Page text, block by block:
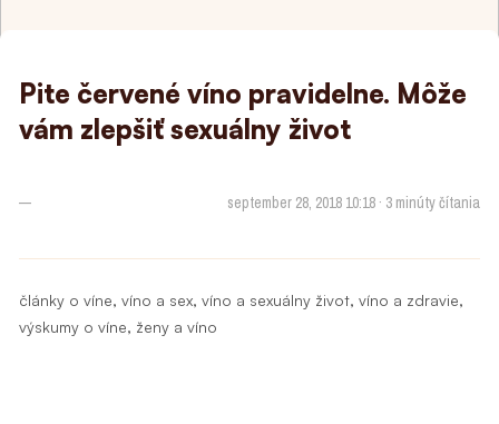
Pite červené víno pravidelne. Môže
vám zlepšiť sexuálny život
— september 28, 2018 10:18 · 3 minúty čítania
články o víne, víno a sex, víno a sexuálny život, víno a zdravie,
výskumy o víne, ženy a víno